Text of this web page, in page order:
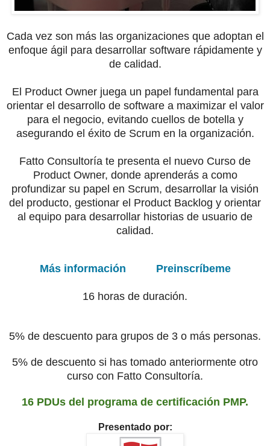
Cada vez son más las organizaciones que adoptan el
enfoque ágil para desarrollar software rápidamente y
de calidad.
El Product Owner juega un papel fundamental para
orientar el desarrollo de software a maximizar el valor
para el negocio, evitando cuellos de botella y
asegurando el éxito de Scrum en la organización.
Fatto Consultoría te presenta el nuevo Curso de
Product Owner, donde aprenderás a como
profundizar su papel en Scrum, desarrollar la visión
del producto, gestionar el Product Backlog y orientar
al equipo para desarrollar historias de usuario de
calidad.
Más información Preinscríbeme
16 horas de duración.
5% de descuento para grupos de 3 o más personas.
5% de descuento si has tomado anteriormente otro
curso con Fatto Consultoría.
16 PDUs del programa de certificación PMP.
Presentado por: